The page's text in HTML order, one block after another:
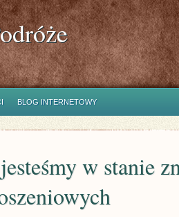
BLOG INTERNETOWY
w stanie